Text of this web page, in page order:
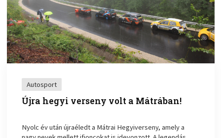
Autosport
Újra hegyi verseny volt a Mátrában!
Nyolc év után újraéledt a Mátrai Hegyiverseny, amely a